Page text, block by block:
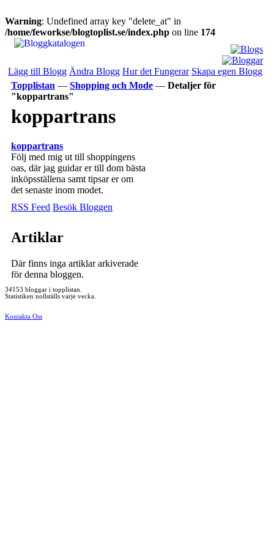
Warning: Undefined array key "delete_at" in
/home/feworkse/blogtoplist.se/index.php on line 174
Lägg till Blogg Ändra Blogg Hur det Fungerar Skapa egen Blogg
Topplistan — Shopping och Mode — Detaljer för
"koppartrans"
koppartrans
koppartrans
Följ med mig ut till shoppingens
oas, där jag guidar er till dom bästa
inköpsställena samt tipsar er om
det senaste inom modet.
RSS Feed Besök Bloggen
Artiklar
Där finns inga artiklar arkiverade
för denna bloggen.
34153 bloggar i topplistan.
Statistiken nollställs varje vecka.
Kontakta Oss